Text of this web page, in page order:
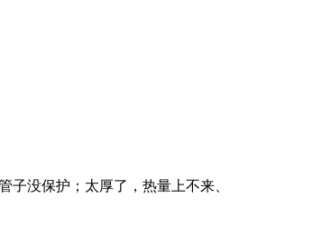
子没保护；太厚了，热量上不来、